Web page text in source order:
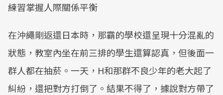
練習掌握人際關係平衡
在沖繩剛返還日本時，那霸的學校還呈現十分混亂的
狀態，教室內坐在前三排的學生還算認真，但後面一
群人都在抽菸。一天，H和那群不良少年的老大起了
糾紛，還把對方打倒了。結果不得了，據說對方帶了